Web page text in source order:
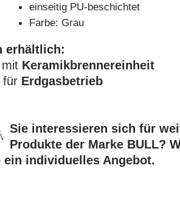
einseitig PU-beschichtet
Farbe: Grau
erhältlich:
Keramikbrennereinheit
für Erdgasbetrieb
Sie interessieren sich für
Produkte der Marke BULL?
ein individuelles Angebot.